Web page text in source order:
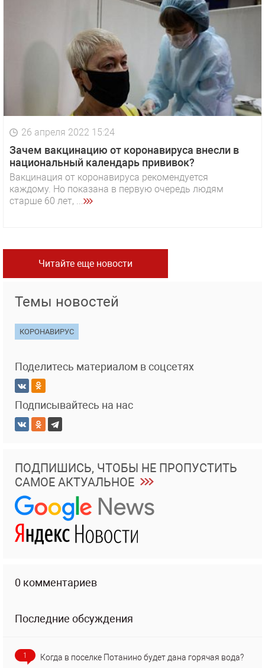
26 апреля 2022 15:24
Зачем вакцинацию от коронавируса внесли в
национальный календарь прививок?
Вакцинация от коронавируса рекомендуется
каждому. Но показана в первую очередь людям
старше 60 лет, ...
Читайте еще новости
Темы новостей
КОРОНАВИРУС
Поделитесь материалом в соцсетях
Подписывайтесь на нас
ПОДПИШИСЬ, ЧТОБЫ НЕ ПРОПУСТИТЬ
САМОЕ АКТУАЛЬНОЕ
0 комментариев
Последние обсуждения
1 Когда в поселке Потанино будет дана горячая вода?